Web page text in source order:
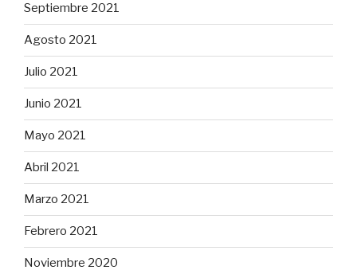
Septiembre 2021
Agosto 2021
Julio 2021
Junio 2021
Mayo 2021
Abril 2021
Marzo 2021
Febrero 2021
Noviembre 2020